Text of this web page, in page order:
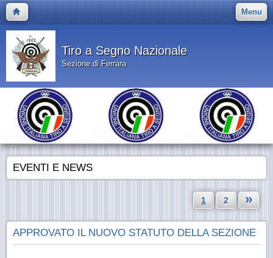
Menu
Tiro a Segno Nazionale
Sezione di Ferrara
EVENTI E NEWS
1 2 »
APPROVATO IL NUOVO STATUTO DELLA SEZIONE